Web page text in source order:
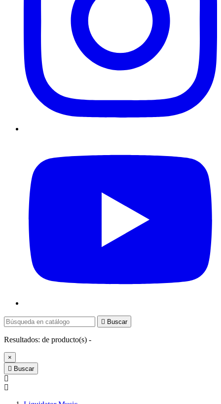
 Buscar
Resultados: de producto(s) -
×
 Buscar